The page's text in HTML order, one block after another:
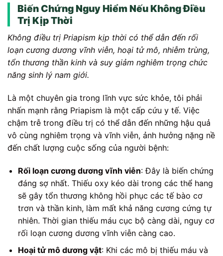
Biến Chứng Nguy Hiểm Nếu Không Điều
Trị Kịp Thời
Không điều trị Priapism kịp thời có thể dẫn đến rối
loạn cương dương vĩnh viễn, hoại tử mô, nhiễm trùng,
tổn thương thần kinh và suy giảm nghiêm trọng chức
năng sinh lý nam giới.
Là một chuyên gia trong lĩnh vực sức khỏe, tôi phải
nhấn mạnh rằng Priapism là một cấp cứu y tế. Việc
chậm trễ trong điều trị có thể dẫn đến những hậu quả
vô cùng nghiêm trọng và vĩnh viễn, ảnh hưởng nặng nề
đến chất lượng cuộc sống của người bệnh:
Rối loạn cương dương vĩnh viễn: Đây là biến chứng
đáng sợ nhất. Thiếu oxy kéo dài trong các thể hang
sẽ gây tổn thương không hồi phục các tế bào cơ
trơn và thần kinh, làm mất khả năng cương cứng tự
nhiên. Thời gian thiếu máu cục bộ càng dài, nguy cơ
rối loạn cương dương vĩnh viễn càng cao.
Hoại tử mô dương vật: Khi các mô bị thiếu máu và